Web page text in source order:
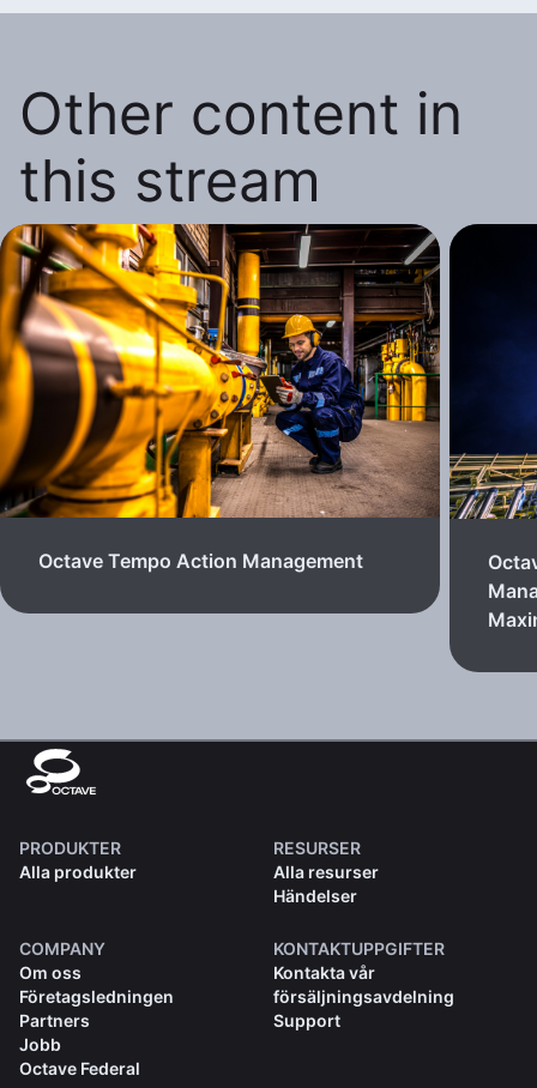
Other content in
this stream
Octave Tempo Action Management
PRODUKTER
Alla produkter
RESURSER
Alla resurser
Händelser
COMPANY
Om oss
Företagsledningen
Partners
Jobb
Octave Federal
KONTAKTUPPGIFTER
Kontakta vår
försäljningsavdelning
Support